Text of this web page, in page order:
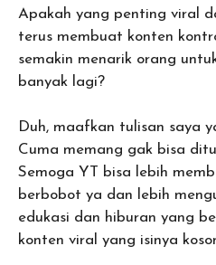
Apakah yang penting viral
terus membuat konten
semakin menarik orang
banyak lagi?
Duh, maafkan tulisan saya
Cuma memang gak bisa
Semoga YT bisa lebih
berbobot ya dan lebih
edukasi dan hiburan yang
konten viral yang isinya